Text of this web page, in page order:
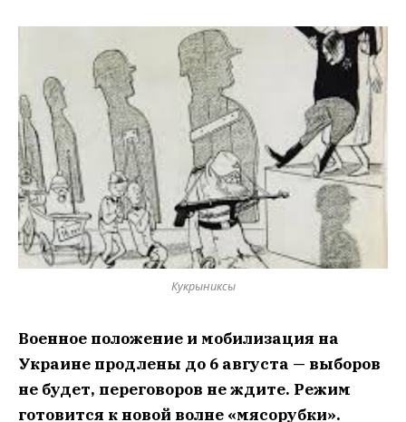
Кукрыниксы
Военное положение и мобилизация на
Украине продлены до 6 августа — выборов
не будет, переговоров не ждите. Режим
готовится к новой волне «мясорубки».